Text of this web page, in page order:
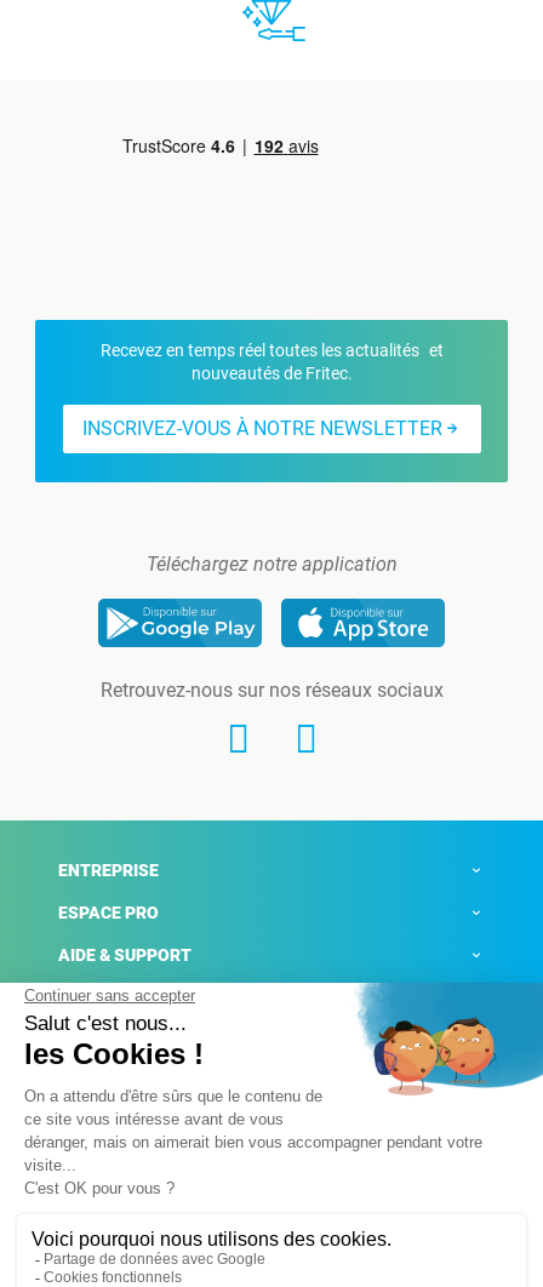
Recevez en temps réel toutes les actualités et
nouveautés de Fritec.
INSCRIVEZ-VOUS À NOTRE NEWSLETTER
Téléchargez notre application
Retrouvez-nous sur nos réseaux sociaux
ENTREPRISE
ESPACE PRO
AIDE & SUPPORT
ACTUALITÉS
Mentions légales
Conditions générales de ventes